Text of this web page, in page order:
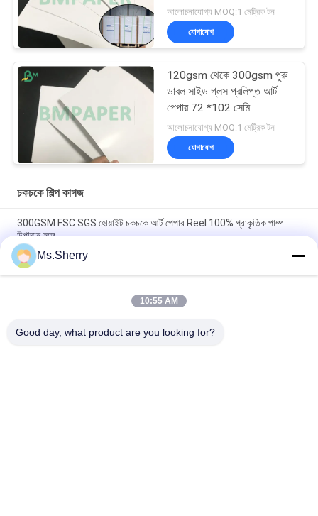
আলোচনাযোগ্য MOQ:1 মেট্রিক টন
যোগাযোগ
120gsm থেকে 300gsm পুরু
ডাবল সাইড গ্লস প্রলিপ্ত আর্ট
পেপার 72 *102 সেমি
আলোচনাযোগ্য MOQ:1 মেট্রিক টন
যোগাযোগ
চকচকে শিল্প কাগজ
300GSM FSC SGS হোয়াইট চকচকে আর্ট পেপার Reel 100% প্রাকৃতিক পাম্প
উপাদান সঙ্গে
FSC প্রশংসাপত্র 190gsm 200gsm 250gsm 300gsm উচ্চ চকচকে আর্ট
পেপার / মুদ্রণ ইঙ্কজেট ফটো পেপার রোলস
ইঙ্কজেট প্রিন্টার্স 36 ইঞ্চি এক্স 30 এম এর জন্য 190gsm 260gsm সেমি চকচকে
Ms.Sherry
10:55 AM
Good day, what product are you looking for?